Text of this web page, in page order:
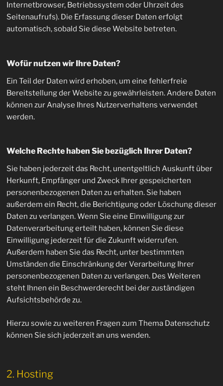
Internetbrowser, Betriebssystem oder Uhrzeit des
Seitenaufrufs). Die Erfassung dieser Daten erfolgt
automatisch, sobald Sie diese Website betreten.
Wofür nutzen wir Ihre Daten?
Ein Teil der Daten wird erhoben, um eine fehlerfreie
Bereitstellung der Website zu gewährleisten. Andere Daten
können zur Analyse Ihres Nutzerverhaltens verwendet
werden.
Welche Rechte haben Sie bezüglich Ihrer Daten?
Sie haben jederzeit das Recht, unentgeltlich Auskunft über
Herkunft, Empfänger und Zweck Ihrer gespeicherten
personenbezogenen Daten zu erhalten. Sie haben
außerdem ein Recht, die Berichtigung oder Löschung dieser
Daten zu verlangen. Wenn Sie eine Einwilligung zur
Datenverarbeitung erteilt haben, können Sie diese
Einwilligung jederzeit für die Zukunft widerrufen.
Außerdem haben Sie das Recht, unter bestimmten
Umständen die Einschränkung der Verarbeitung Ihrer
personenbezogenen Daten zu verlangen. Des Weiteren
steht Ihnen ein Beschwerderecht bei der zuständigen
Aufsichtsbehörde zu.
Hierzu sowie zu weiteren Fragen zum Thema Datenschutz
können Sie sich jederzeit an uns wenden.
2. Hosting